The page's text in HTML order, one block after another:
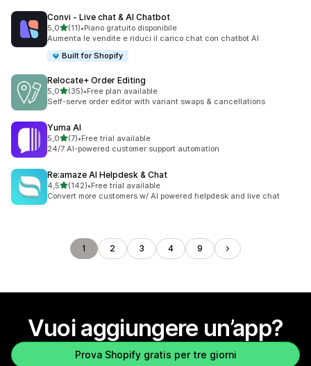
Convi ‑ Live chat & AI Chatbot
5,0stelle su 5
(11)
11 recensioni totali
•Piano gratuito disponibile
Aumenta le vendite e riduci il carico chat con chatbot AI
Built for Shopify
Relocate+ Order Editing
5,0stelle su 5
(35)
35 recensioni totali
•Free plan available
Self-serve order editor with variant swaps & cancellations
Yuma AI
5,0stelle su 5
(7)
7 recensioni totali
•Free trial available
24/7 AI-powered customer support automation
Re:amaze AI Helpdesk & Chat
4,5stelle su 5
(142)
142 recensioni totali
•Free trial available
Convert more customers w/ AI powered helpdesk and live chat
1 2 3 4 9
Vuoi aggiungere un’app?
Prova Shopify gratis per tre giorni